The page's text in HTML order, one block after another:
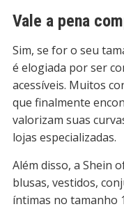
Vale a pena
Sim, se for o seu
é elogiada por ser
acessíveis. Muitos
que finalmente
valorizam suas
lojas especializadas.
Além disso, a Shein
blusas, vestidos,
íntimas no tamanho